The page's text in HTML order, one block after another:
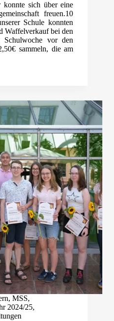
konnte sich über eine
freuen.10
Schule konnten
Waffelverkauf bei den
Schulwoche vor den
sammeln, die am
, MSS,
2024/25,